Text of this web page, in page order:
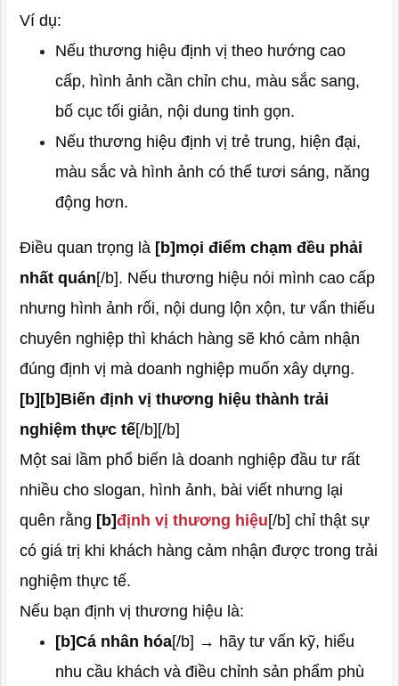
Ví dụ:
Nếu thương hiệu định vị theo hướng cao
cấp, hình ảnh cần chỉn chu, màu sắc sang,
bố cục tối giản, nội dung tinh gọn.
Nếu thương hiệu định vị trẻ trung, hiện đại,
màu sắc và hình ảnh có thể tươi sáng, năng
động hơn.
Điều quan trọng là [b]mọi điểm chạm đều phải
nhất quán[/b]. Nếu thương hiệu nói mình cao cấp
nhưng hình ảnh rối, nội dung lộn xộn, tư vấn thiếu
chuyên nghiệp thì khách hàng sẽ khó cảm nhận
đúng định vị mà doanh nghiệp muốn xây dựng.
[b][b]Biến định vị thương hiệu thành trải
nghiệm thực tế[/b][/b]
Một sai lầm phổ biến là doanh nghiệp đầu tư rất
nhiều cho slogan, hình ảnh, bài viết nhưng lại
quên rằng [b]định vị thương hiệu[/b] chỉ thật sự
có giá trị khi khách hàng cảm nhận được trong trải
nghiệm thực tế.
Nếu bạn định vị thương hiệu là:
[b]Cá nhân hóa[/b] → hãy tư vấn kỹ, hiểu
nhu cầu khách và điều chỉnh sản phẩm phù